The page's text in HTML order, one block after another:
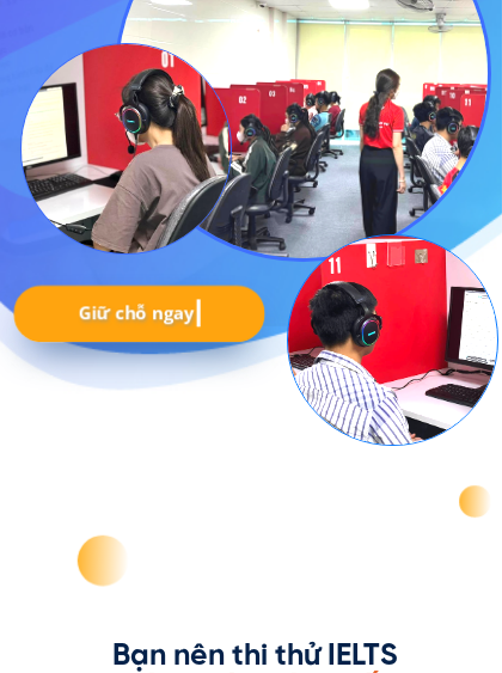
Giữ chỗ ngay
Bạn nên thi thử IELTS